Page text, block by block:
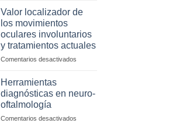
paraclínicos
oftalmología:
angiografía.
¿Cuándo?
Valor localizador de
los movimientos
oculares involuntarios
y tratamientos actuales
Comentarios desactivadosen
los
oculares
Herramientas
diagnósticas en neuro-
oftalmología
Comentarios desactivadosen